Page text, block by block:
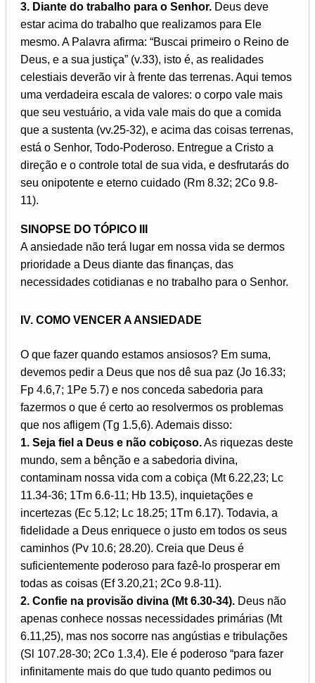
3. Diante do trabalho para o Senhor. Deus deve
estar acima do trabalho que realizamos para Ele
mesmo. A Palavra afirma: “Buscai primeiro o Reino de
Deus, e a sua justiça” (v.33), isto é, as realidades
celestiais deverão vir à frente das terrenas. Aqui temos
uma verdadeira escala de valores: o corpo vale mais
que seu vestuário, a vida vale mais do que a comida
que a sustenta (vv.25-32), e acima das coisas terrenas,
está o Senhor, Todo-Poderoso. Entregue a Cristo a
direção e o controle total de sua vida, e desfrutarás do
seu onipotente e eterno cuidado (Rm 8.32; 2Co 9.8-
11).
SINOPSE DO TÓPICO III
A ansiedade não terá lugar em nossa vida se dermos
prioridade a Deus diante das finanças, das
necessidades cotidianas e no trabalho para o Senhor.
IV. COMO VENCER A ANSIEDADE
O que fazer quando estamos ansiosos? Em suma,
devemos pedir a Deus que nos dê sua paz (Jo 16.33;
Fp 4.6,7; 1Pe 5.7) e nos conceda sabedoria para
fazermos o que é certo ao resolvermos os problemas
que nos afligem (Tg 1.5,6). Ademais disso:
1. Seja fiel a Deus e não cobiçoso.As riquezas deste
mundo, sem a bênção e a sabedoria divina,
contaminam nossa vida com a cobiça (Mt 6.22,23; Lc
11.34-36; 1Tm 6.6-11; Hb 13.5), inquietações e
incertezas (Ec 5.12; Lc 18.25; 1Tm 6.17). Todavia, a
fidelidade a Deus enriquece o justo em todos os seus
caminhos (Pv 10.6; 28.20). Creia que Deus é
suficientemente poderoso para fazê-lo prosperar em
todas as coisas (Ef 3.20,21; 2Co 9.8-11).
2. Confie na provisão divina (Mt 6.30-34). Deus não
apenas conhece nossas necessidades primárias (Mt
6.11,25), mas nos socorre nas angústias e tribulações
(Sl 107.28-30; 2Co 1.3,4). Ele é poderoso “para fazer
infinitamente mais do que tudo quanto pedimos ou